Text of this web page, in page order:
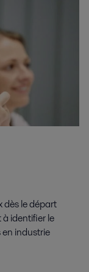
dès le départ
identifier le
industrie